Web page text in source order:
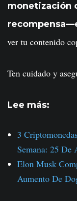
monetización
ver tu contenido
Ten cuidado y
Lee más:
3
Semana: 25 De
Elon Musk
Aumento De